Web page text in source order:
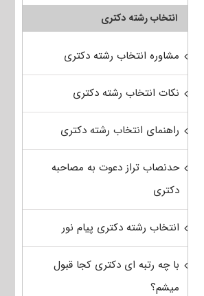
انتخاب رشته دکتری
مشاوره انتخاب رشته دکتری
نکات انتخاب رشته دکتری
راهنمای انتخاب رشته دکتری
حدنصاب تراز دعوت به مصاحبه
دکتری
انتخاب رشته دکتری پیام نور
با چه رتبه ای دکتری کجا قبول
میشم؟